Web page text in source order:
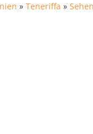
»Teneriffa »